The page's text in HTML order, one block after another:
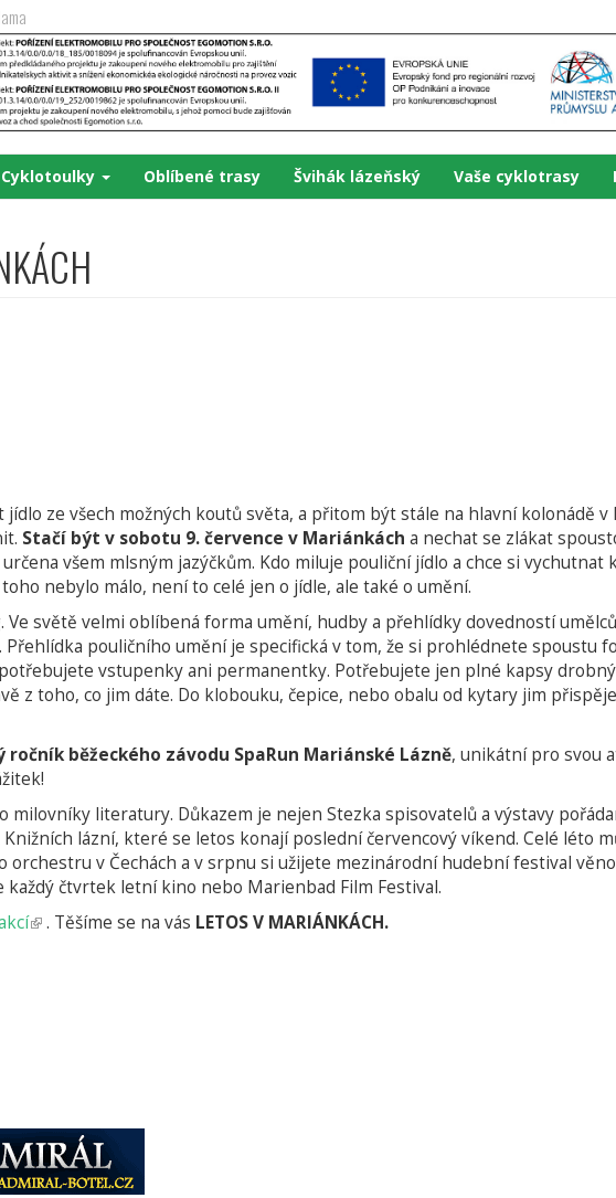
Cyklotoulky Oblíbené trasy Švihák lázeňský Vaše cyklotrasy
ze všech možných koutů světa, a přitom být stále na hlavní kolonádě v
Stačí být v sobotu 9. července v Mariánkách a nechat se zlákat
všem mlsným jazýčkům. Kdo miluje pouliční jídlo a chce si vychutnat
nebylo málo, není to celé jen o jídle, ale také o umění.
světě velmi oblíbená forma umění, hudby a přehlídky dovedností
Přehlídka pouličního umění je specifická v tom, že si prohlédnete spoustu
vstupenky ani permanentky. Potřebujete jen plné kapsy
z toho, co jim dáte. Do klobouku, čepice, nebo obalu od kytary jim
ročník běžeckého závodu SpaRun Mariánské Lázně, unikátní pro svou
literatury. Důkazem je nejen Stezka spisovatelů a výstavy
lázní, které se letos konají poslední červencový víkend. Celé léto
v Čechách a v srpnu si užijete mezinárodní hudební festival
každý čtvrtek letní kino nebo Marienbad Film Festival.
(odkaz
. Těšíme se na vás LETOS V MARIÁNKÁCH.